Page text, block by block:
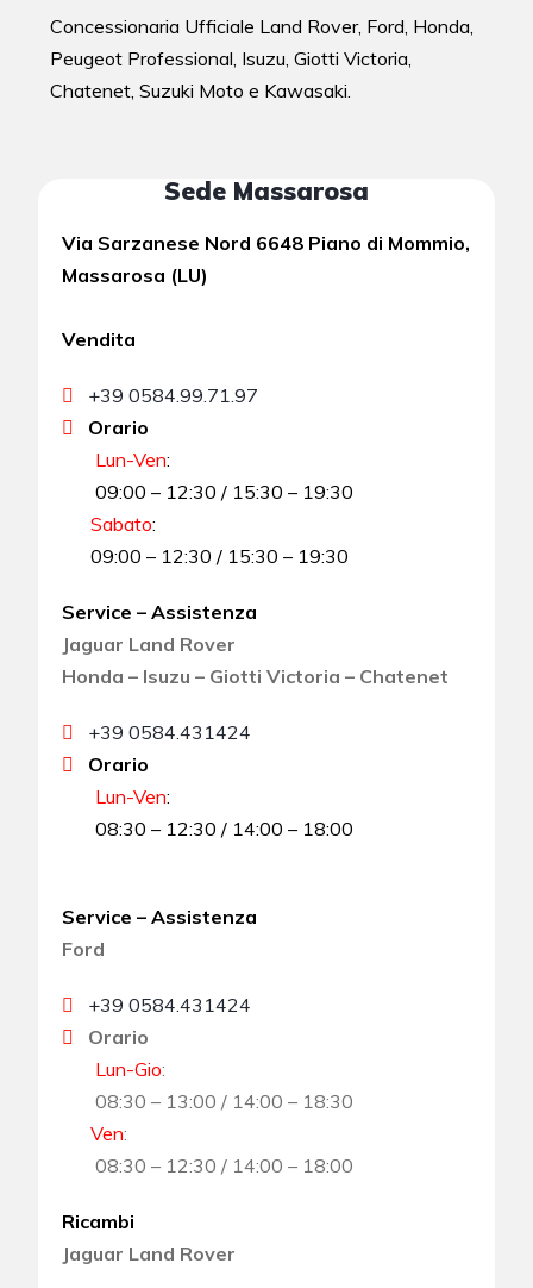
Concessionaria Ufficiale Land Rover, Ford, Honda,
Peugeot Professional, Isuzu, Giotti Victoria,
Chatenet, Suzuki Moto e Kawasaki.
Sede Massarosa
Via Sarzanese Nord 6648 Piano di Mommio,
Massarosa (LU)
Vendita
+39 0584.99.71.97
Orario
Lun-Ven:
09:00 – 12:30 / 15:30 – 19:30
Sabato:
09:00 – 12:30 / 15:30 – 19:30
Service – Assistenza
Jaguar Land Rover
Honda – Isuzu – Giotti Victoria – Chatenet
+39 0584.431424
Orario
Lun-Ven:
08:30 – 12:30 / 14:00 – 18:00
Service – Assistenza
Ford
+39 0584.431424
Orario
Lun-Gio:
08:30 – 13:00 / 14:00 – 18:30
Ven:
08:30 – 12:30 / 14:00 – 18:00
Ricambi
Jaguar Land Rover